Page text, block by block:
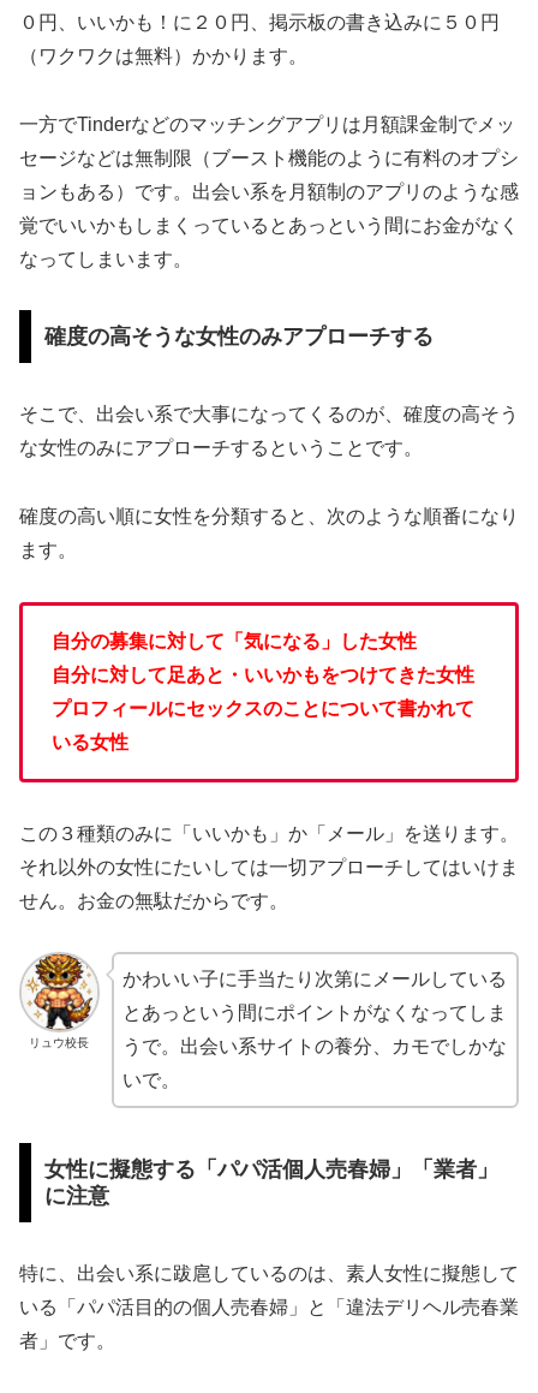
０円、いいかも！に２０円、掲示板の書き込みに５０円
（ワクワクは無料）かかります。
一方でTinderなどのマッチングアプリは月額課金制でメッ
セージなどは無制限（ブースト機能のように有料のオプシ
ョンもある）です。出会い系を月額制のアプリのような感
覚でいいかもしまくっているとあっという間にお金がなく
なってしまいます。
確度の高そうな女性のみアプローチする
そこで、出会い系で大事になってくるのが、確度の高そう
な女性のみにアプローチするということです。
確度の高い順に女性を分類すると、次のような順番になり
ます。
自分の募集に対して「気になる」した女性
自分に対して足あと・いいかもをつけてきた女性
プロフィールにセックスのことについて書かれて
いる女性
この３種類のみに「いいかも」か「メール」を送ります。
それ以外の女性にたいしては一切アプローチしてはいけま
せん。お金の無駄だからです。
リュウ校長
かわいい子に手当たり次第にメールしている
とあっという間にポイントがなくなってしま
うで。出会い系サイトの養分、カモでしかな
いで。
女性に擬態する「パパ活個人売春婦」「業者」
に注意
特に、出会い系に跋扈しているのは、素人女性に擬態して
いる「パパ活目的の個人売春婦」と「違法デリヘル売春業
者」です。